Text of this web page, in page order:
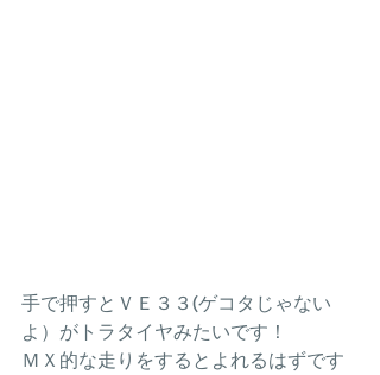
手で押すとＶＥ３３(ゲコタじゃない
よ）がトラタイヤみたいです！
ＭＸ的な走りをするとよれるはずです